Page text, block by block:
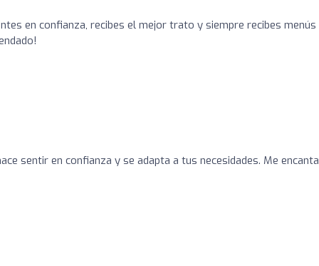
en confianza, recibes el mejor trato y siempre recibes menús
sentir en confianza y se adapta a tus necesidades. Me